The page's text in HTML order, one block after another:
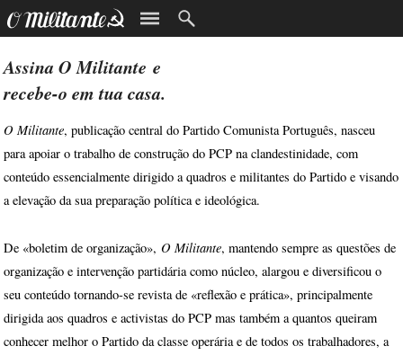
AssinaO Militante e
recebe-o em tua casa.
O Militante, publicação central do Partido Comunista Português, nasceu
para apoiar o trabalho de construção do PCP na clandestinidade, com
conteúdo essencialmente dirigido a quadros e militantes do Partido e visando
a elevação da sua preparação política e ideológica.
De «boletim de organização»,O Militante, mantendo sempre as questões de
organização e intervenção partidária como núcleo, alargou e diversificou o
seu conteúdo tornando-se revista de «reflexão e prática», principalmente
dirigida aos quadros e activistas do PCP mas também a quantos queiram
conhecer melhor o Partido da classe operária e de todos os trabalhadores, a